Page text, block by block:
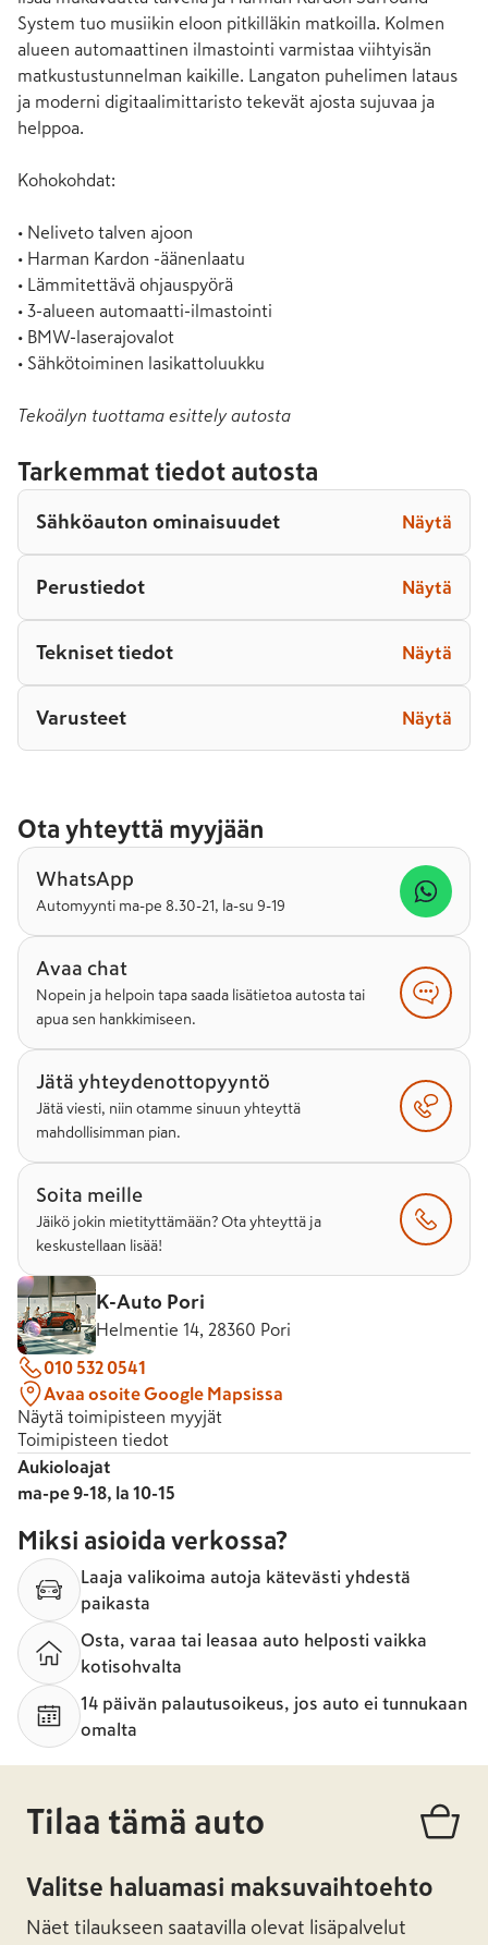
System tuo musiikin eloon pitkilläkin matkoilla. Kolmen
alueen automaattinen ilmastointi varmistaa viihtyisän
matkustustunnelman kaikille. Langaton puhelimen lataus
ja moderni digitaalimittaristo tekevät ajosta sujuvaa ja
helppoa.
Kohokohdat:
• Neliveto talven ajoon
• Harman Kardon -äänenlaatu
• Lämmitettävä ohjauspyörä
• 3-alueen automaatti-ilmastointi
• BMW-laserajovalot
• Sähkötoiminen lasikattoluukku
Tekoälyn tuottama esittely autosta
Tarkemmat tiedot autosta
Sähköauton ominaisuudet Näytä
Perustiedot Näytä
Tekniset tiedot Näytä
Varusteet Näytä
Ota yhteyttä myyjään
WhatsApp
Automyynti ma-pe 8.30-21, la-su 9-19
Avaa chat
Nopein ja helpoin tapa saada lisätietoa autosta tai
apua sen hankkimiseen.
Jätä yhteydenottopyyntö
Jätä viesti, niin otamme sinuun yhteyttä
mahdollisimman pian.
Soita meille
Jäikö jokin mietityttämään? Ota yhteyttä ja
keskustellaan lisää!
K-Auto Pori
Helmentie 14, 28360 Pori
010 532 0541
Avaa osoite Google Mapsissa
Näytä toimipisteen myyjät
Toimipisteen tiedot
Aukioloajat
ma-pe 9-18, la 10-15
Miksi asioida verkossa?
Laaja valikoima autoja kätevästi yhdestä
paikasta
Osta, varaa tai leasaa auto helposti vaikka
kotisohvalta
14 päivän palautusoikeus, jos auto ei tunnukaan
omalta
Tilaa tämä auto
Valitse haluamasi maksuvaihtoehto
Näet tilaukseen saatavilla olevat lisäpalvelut